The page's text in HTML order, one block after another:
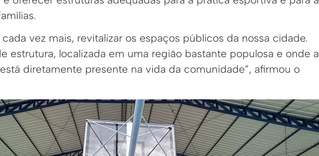
cada vez mais, revitalizar os espaços públicos da nossa cidade.
estrutura, localizada em uma região bastante populosa e onde a
diretamente presente na vida da comunidade”, afirmou o